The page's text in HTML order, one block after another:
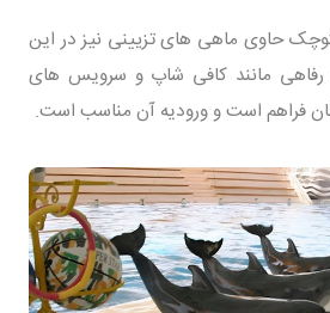
حاوی ماهی های تزیینی نیز در این
رفاهی مانند کافی شاپ و سرویس های
فراهم است و ورودیه آن مناسب است.